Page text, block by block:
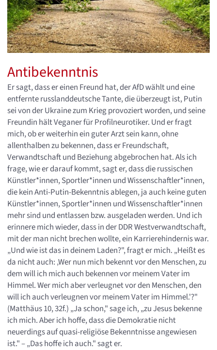
Antibekenntnis
Er sagt, dass er einen Freund hat, der AfD wählt und eine
entfernte russlanddeutsche Tante, die überzeugt ist, Putin
sei von der Ukraine zum Krieg provoziert worden, und seine
Freundin hält Veganer für Profilneurotiker. Und er fragt
mich, ob er weiterhin ein guter Arzt sein kann, ohne
allenthalben zu bekennen, dass er Freundschaft,
Verwandtschaft und Beziehung abgebrochen hat. Als ich
frage, wie er darauf kommt, sagt er, dass die russischen
Künstler*innen, Sportler*innen und Wissenschaftler*innen,
die kein Anti-Putin-Bekenntnis ablegen, ja auch keine guten
Künstler*innen, Sportler*innen und Wissenschaftler*innen
mehr sind und entlassen bzw. ausgeladen werden. Und ich
erinnere mich wieder, dass in der DDR Westverwandtschaft,
mit der man nicht brechen wollte, ein Karrierehindernis war.
„Und wie ist das in deinem Laden?", fragt er mich. „Heißt es
da nicht auch: ‚Wer nun mich bekennt vor den Menschen, zu
dem will ich mich auch bekennen vor meinem Vater im
Himmel. Wer mich aber verleugnet vor den Menschen, den
will ich auch verleugnen vor meinem Vater im Himmel.'?"
(Matthäus 10, 32f.) „Ja schon," sage ich, „zu Jesus bekenne
ich mich. Aber ich hoffe, dass die Demokratie nicht
neuerdings auf quasi-religiöse Bekenntnisse angewiesen
ist." – „Das hoffe ich auch." sagt er.